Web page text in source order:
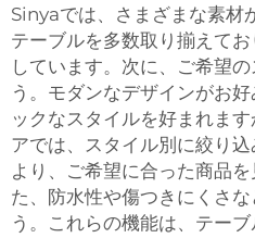
Sinyaでは、さまざまな素材
テーブルを多数取り揃えて
しています。次に、ご希望
う。モダンなデザインがお
ックなスタイルを好まれま
アでは、スタイル別に絞り
より、ご希望に合った商品
た、防水性や傷つきにくさ
う。これらの機能は、テー